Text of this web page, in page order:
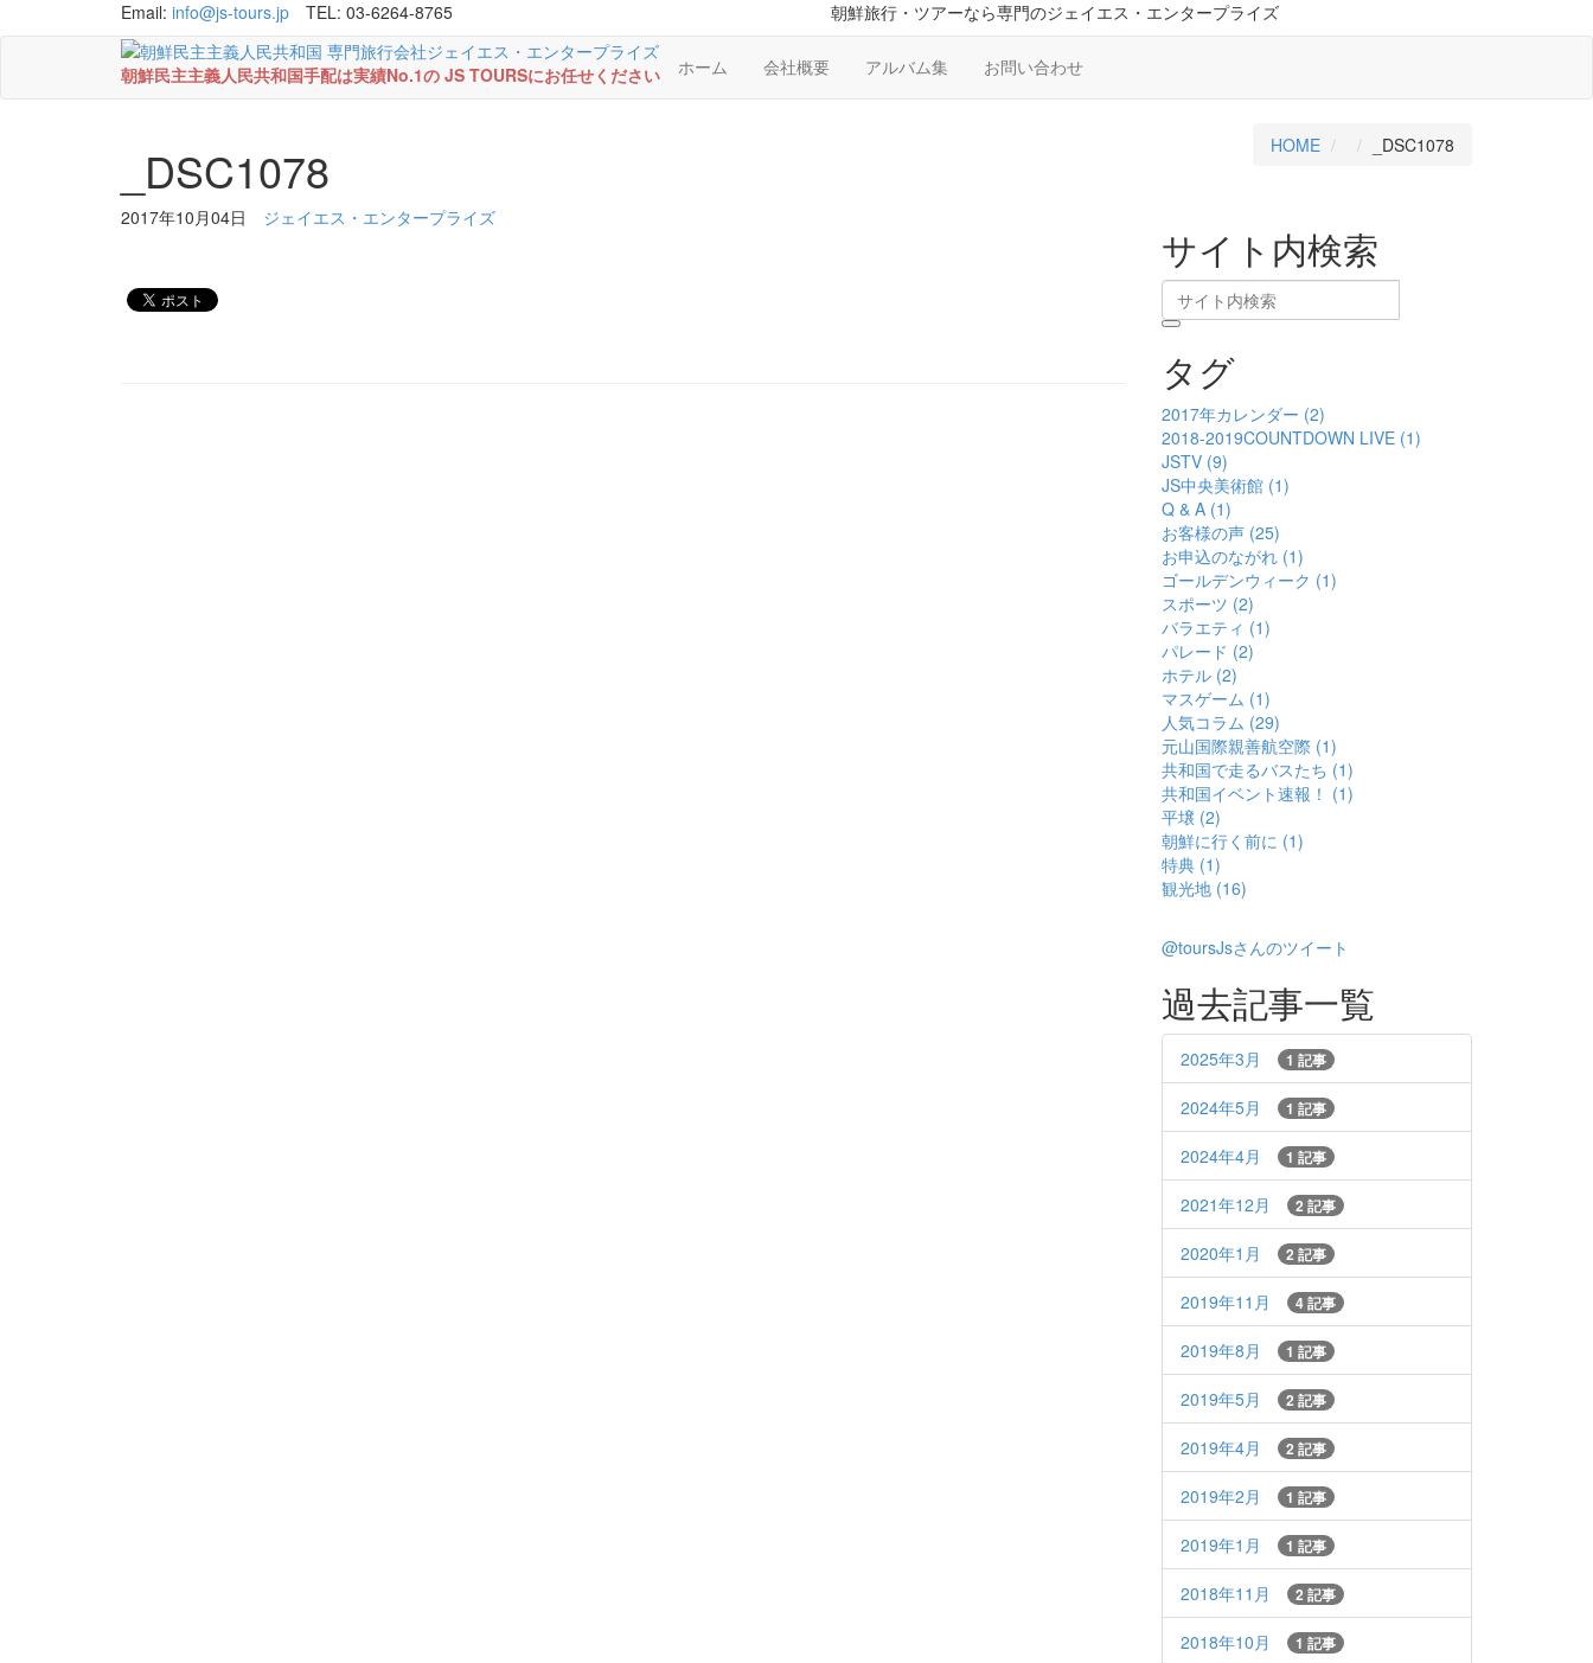
Email: info@js-tours.jp TEL: 03-6264-8765 朝鮮旅行・ツアーなら専門のジェイエス・エンタープライズ
朝鮮民主主義人民共和国手配は実績No.1の JS TOURSにお任せください ホーム 会社概要 アルバム集 お問い合わせ
_DSC1078 HOME _DSC1078
2017年10月04日 ジェイエス・エンタープライズ
サイト内検索
タグ
2017年カレンダー (2)
2018-2019COUNTDOWN LIVE (1)
JSTV (9)
JS中央美術館 (1)
Q & A (1)
お客様の声 (25)
お申込のながれ (1)
ゴールデンウィーク (1)
スポーツ (2)
バラエティ (1)
パレード (2)
ホテル (2)
マスゲーム (1)
人気コラム (29)
元山国際親善航空際 (1)
共和国で走るバスたち (1)
共和国イベント速報！ (1)
平壌 (2)
朝鮮に行く前に (1)
特典 (1)
観光地 (16)
@toursJsさんのツイート
過去記事一覧
2025年3月 1 記事
2024年5月 1 記事
2024年4月 1 記事
2021年12月 2 記事
2020年1月 2 記事
2019年11月 4 記事
2019年8月 1 記事
2019年5月 2 記事
2019年4月 2 記事
2019年2月 1 記事
2019年1月 1 記事
2018年11月 2 記事
2018年10月 1 記事